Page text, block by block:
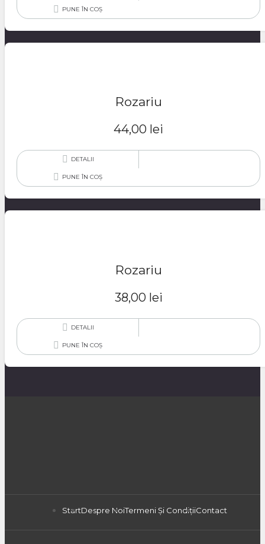
PUNE ÎN COȘ
Rozariu
44,00 lei
DETALII
PUNE ÎN COȘ
Rozariu
38,00 lei
DETALII
PUNE ÎN COȘ
StartDespre NoiTermeni Și CondițiiContact